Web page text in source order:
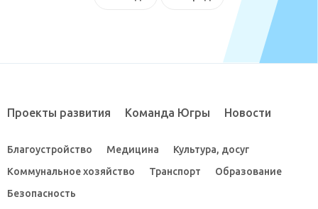
Проекты развития Команда Югры Новости
Благоустройство Медицина
Культура, досуг
Коммунальное хозяйство
Транспорт
Образование
Безопасность